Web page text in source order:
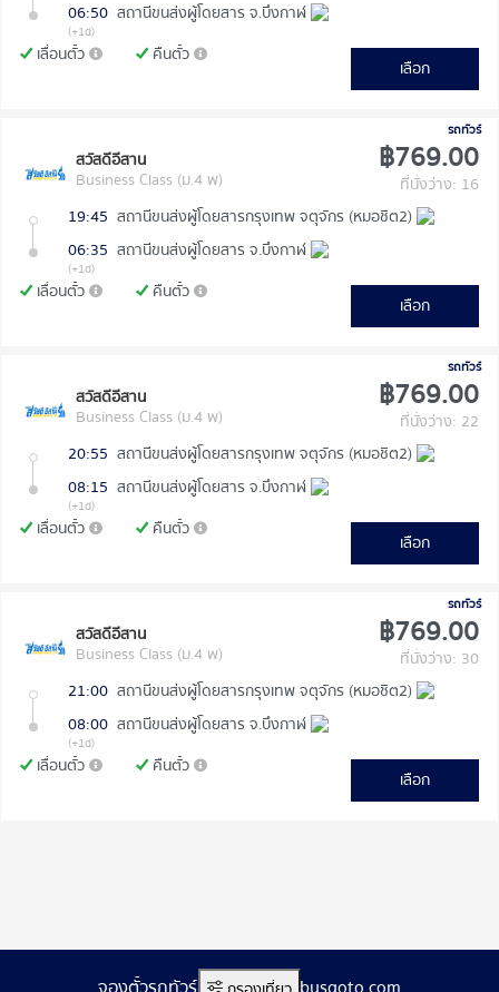
06:50 สถานีขนส่งผู้โดยสาร จ.บึงกาฬ
(+1d)
เลื่อนตั๋ว คืนตั๋ว
เลือก
รถทัวร์
สวัสดีอีสาน
Business Class (ม.4 พ)
฿769.00
ที่นั่งว่าง: 16
19:45 สถานีขนส่งผู้โดยสารกรุงเทพ จตุจักร (หมอชิต2)
06:35 สถานีขนส่งผู้โดยสาร จ.บึงกาฬ
(+1d)
เลื่อนตั๋ว คืนตั๋ว
เลือก
รถทัวร์
สวัสดีอีสาน
Business Class (ม.4 พ)
฿769.00
ที่นั่งว่าง: 22
20:55 สถานีขนส่งผู้โดยสารกรุงเทพ จตุจักร (หมอชิต2)
08:15 สถานีขนส่งผู้โดยสาร จ.บึงกาฬ
(+1d)
เลื่อนตั๋ว คืนตั๋ว
เลือก
รถทัวร์
สวัสดีอีสาน
Business Class (ม.4 พ)
฿769.00
ที่นั่งว่าง: 30
21:00 สถานีขนส่งผู้โดยสารกรุงเทพ จตุจักร (หมอชิต2)
08:00 สถานีขนส่งผู้โดยสาร จ.บึงกาฬ
(+1d)
เลื่อนตั๋ว คืนตั๋ว
เลือก